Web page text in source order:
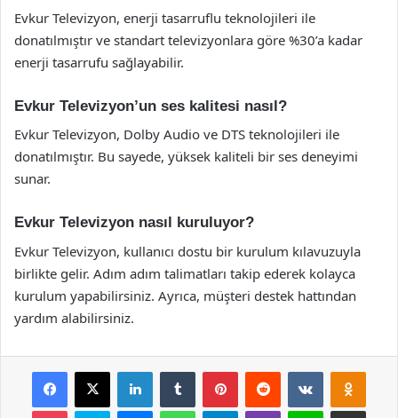
Evkur Televizyon, enerji tasarruflu teknolojileri ile
donatılmıştır ve standart televizyonlara göre %30’a kadar
enerji tasarrufu sağlayabilir.
Evkur Televizyon’un ses kalitesi nasıl?
Evkur Televizyon, Dolby Audio ve DTS teknolojileri ile
donatılmıştır. Bu sayede, yüksek kaliteli bir ses deneyimi
sunar.
Evkur Televizyon nasıl kuruluyor?
Evkur Televizyon, kullanıcı dostu bir kurulum kılavuzuyla
birlikte gelir. Adım adım talimatları takip ederek kolayca
kurulum yapabilirsiniz. Ayrıca, müşteri destek hattından
yardım alabilirsiniz.
Facebook
X LinkedInTumblr PinterestReddit VKontakte
Pocket Skype MessengerWhatsAppTelegramViber Line E-Posta ile